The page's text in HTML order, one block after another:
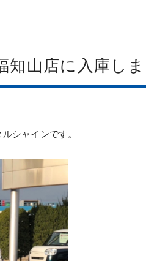
知山店に入庫し
シャインです。